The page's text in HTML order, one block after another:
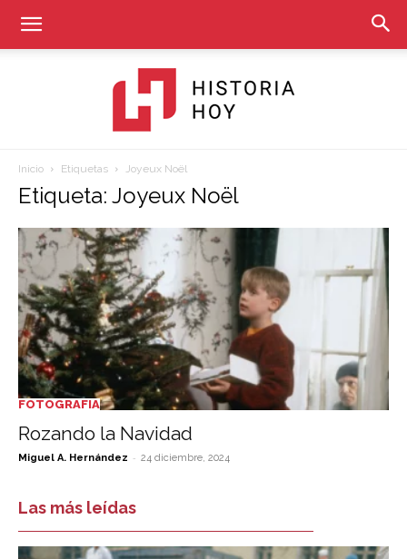
Hoy
Inicio Etiquetas Joyeux Noël
Etiqueta: Joyeux Noël
FOTOGRAFIA
Rozando la Navidad
Miguel A. Hernández - 24 diciembre, 2024
Las más leídas